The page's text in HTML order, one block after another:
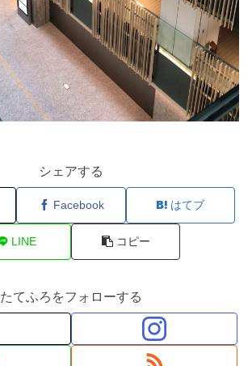
シェアする
Facebook はてブ
LINE コピー
たてふろをフォローする